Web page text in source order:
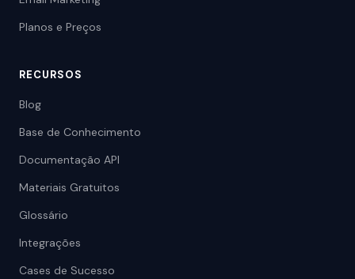
Planos e Preços
RECURSOS
Blog
Base de Conhecimento
Documentação API
Materiais Gratuitos
Glossário
Integrações
Cases de Sucesso